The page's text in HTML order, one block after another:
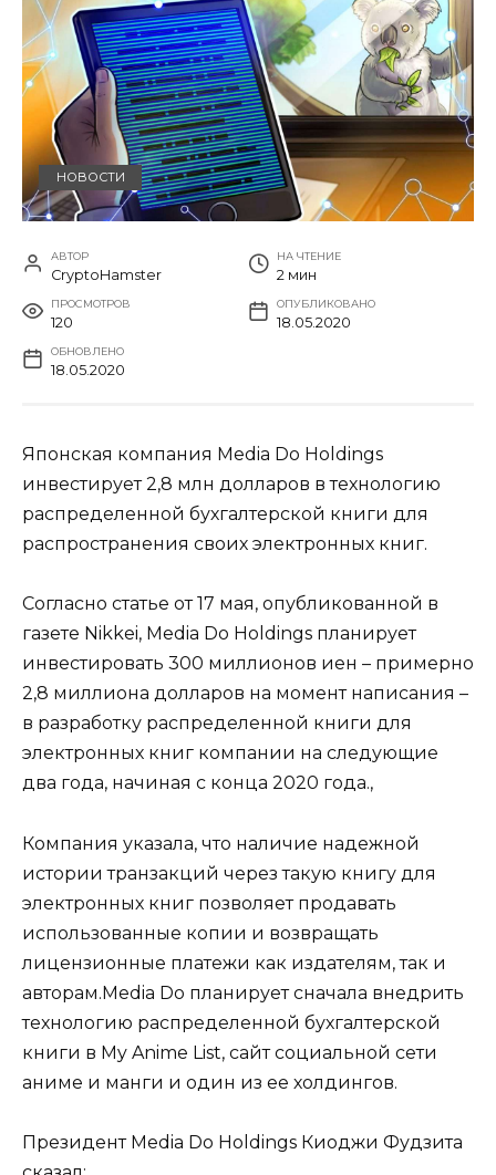
НОВОСТИ
АВТОР
CryptoHamster
НА ЧТЕНИЕ
2 мин
ПРОСМОТРОВ
120
ОПУБЛИКОВАНО
18.05.2020
ОБНОВЛЕНО
18.05.2020
Японская компания Media Do Holdings
инвестирует 2,8 млн долларов в технологию
распределенной бухгалтерской книги для
распространения своих электронных книг.
Согласно статье от 17 мая, опубликованной в
газете Nikkei, Media Do Holdings планирует
инвестировать 300 миллионов иен – примерно
2,8 миллиона долларов на момент написания –
в разработку распределенной книги для
электронных книг компании на следующие
два года, начиная с конца 2020 года.,
Компания указала, что наличие надежной
истории транзакций через такую ​​книгу для
электронных книг позволяет продавать
использованные копии и возвращать
лицензионные платежи как издателям, так и
авторам.Media Do планирует сначала внедрить
технологию распределенной бухгалтерской
книги в My Anime List, сайт социальной сети
аниме и манги и один из ее холдингов.
Президент Media Do Holdings Киоджи Фудзита